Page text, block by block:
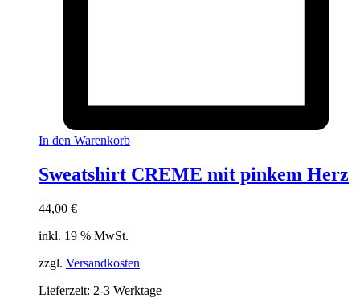
In den Warenkorb
Sweatshirt CREME mit pinkem Herz
44,00 €
inkl. 19 % MwSt.
zzgl. Versandkosten
Lieferzeit: 2-3 Werktage